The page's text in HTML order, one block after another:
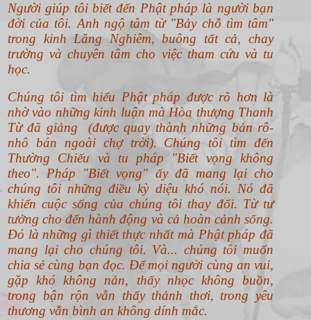
Người giúp tôi biết đến Phật pháp là người bạn
đời của tôi. Anh ngộ tâm từ "Bảy chỗ tìm tâm"
trong kinh Lăng Nghiêm, buông tất cả, chay
trường và chuyên tâm cho việc tham cứu và tu
học.
Chúng tôi tìm hiểu Phật pháp được rõ hơn là
nhờ vào những kinh luận mà Hòa thượng Thanh
Từ đã giảng (được quay thành những bản rô-
nhô bán ngoài chợ trời). Chúng tôi tìm đến
Thường Chiếu và tu pháp "Biết vọng không
theo". Pháp "Biết vọng" ấy đã mang lại cho
chúng tôi những điều kỳ diệu khó nói. Nó đã
khiến cuộc sống của chúng tôi thay đổi. Từ tư
tưởng cho đến hành động và cả hoàn cảnh sống.
Đó là những gì thiết thực nhất mà Phật pháp đã
mang lại cho chúng tôi. Và... chúng tôi muốn
chia sẻ cùng bạn đọc. Để mọi người cùng an vui,
gặp khó không nản, thấy nhọc không buồn,
trong bận rộn vẫn thấy thảnh thơi, trong yêu
thương vẫn bình an không dính mắc.